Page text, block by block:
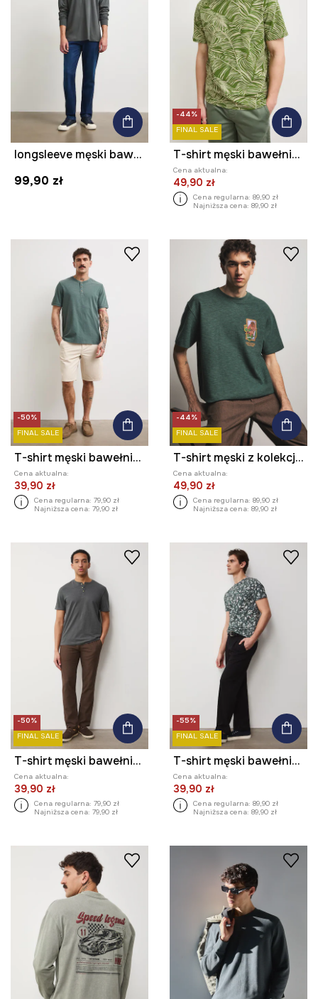
longsleeve męski bawełniany gładki interlock
99,90 zł
-44%
FINAL SALE
T-shirt męski bawełniany
Cena aktualna:
49,90 zł
Cena regularna: 89,90 zł
Najniższa cena: 89,90 zł
-50%
FINAL SALE
T-shirt męski bawełniany z efektem sprania
Cena aktualna:
39,90 zł
Cena regularna: 79,90 zł
Najniższa cena: 79,90 zł
-44%
FINAL SALE
T-shirt męski z kolekcji Ilona Tambor x Medicine
Cena aktualna:
49,90 zł
Cena regularna: 89,90 zł
Najniższa cena: 89,90 zł
-50%
FINAL SALE
T-shirt męski bawełniany
Cena aktualna:
39,90 zł
Cena regularna: 79,90 zł
Najniższa cena: 79,90 zł
-55%
FINAL SALE
T-shirt męski bawełniany z elastanem
Cena aktualna:
39,90 zł
Cena regularna: 89,90 zł
Najniższa cena: 89,90 zł